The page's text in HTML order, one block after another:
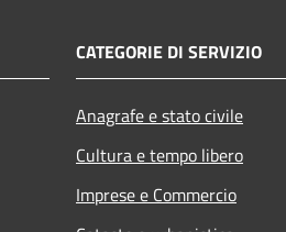
CATEGORIE DI SERVIZIO
Anagrafe e stato civile
Cultura e tempo libero
Imprese e Commercio